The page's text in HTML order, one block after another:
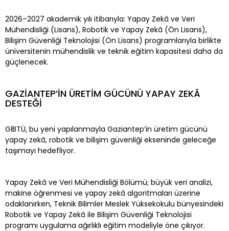
2026–2027 akademik yılı itibarıyla: Yapay Zekâ ve Veri
Mühendisliği (Lisans), Robotik ve Yapay Zekâ (Ön Lisans),
Bilişim Güvenliği Teknolojisi (Ön Lisans) programlarıyla birlikte
üniversitenin mühendislik ve teknik eğitim kapasitesi daha da
güçlenecek.
GAZİANTEP’İN ÜRETİM GÜCÜNÜ YAPAY ZEKÂ
DESTEĞİ
GİBTÜ, bu yeni yapılanmayla Gaziantep’in üretim gücünü
yapay zekâ, robotik ve bilişim güvenliği ekseninde geleceğe
taşımayı hedefliyor.
Yapay Zekâ ve Veri Mühendisliği Bölümü; büyük veri analizi,
makine öğrenmesi ve yapay zekâ algoritmaları üzerine
odaklanırken, Teknik Bilimler Meslek Yüksekokulu bünyesindeki
Robotik ve Yapay Zekâ ile Bilişim Güvenliği Teknolojisi
programı uygulama ağırlıklı eğitim modeliyle öne çıkıyor.